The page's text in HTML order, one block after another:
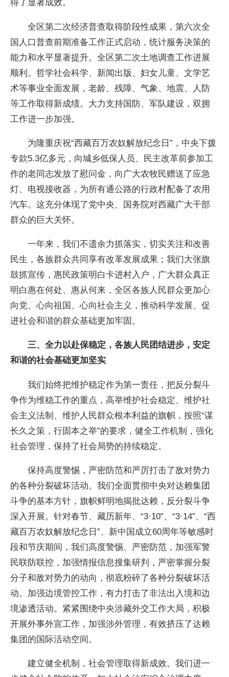
得了显著成效。
全区第二次经济普查取得阶段性成果，第六次全
国人口普查前期准备工作正式启动，统计服务决策的
能力和水平显著提升。全区第二次土地调查工作进展
顺利。哲学社会科学、新闻出版、妇女儿童、文学艺
术等事业全面发展，老龄、残障、气象、地震、人防
等工作取得新成绩。大力支持国防、军队建设，双拥
工作进一步加强。
为隆重庆祝“西藏百万农奴解放纪念日”，中央下拨
专款5.3亿多元，向城乡低保人员、民主改革前参加工
作的老同志发放了慰问金，向广大农牧民赠送了应急
灯、电视接收器，为所有通公路的行政村配备了农用
汽车。这充分体现了党中央、国务院对西藏广大干部
群众的巨大关怀。
一年来，我们不遗余力抓落实，切实关注和改善
民生，各族群众共同享有改革发展成果；我们大张旗
鼓抓宣传，惠民政策明白卡进村入户，广大群众真正
明白惠在何处、惠从何来，全区各族人民群众更加心
向党、心向祖国、心向社会主义，推动科学发展、促
进社会和谐的群众基础更加牢固。
三、全力以赴保稳定，各族人民团结进步，安定
和谐的社会基础更加坚实
我们始终把维护稳定作为第一责任，把反分裂斗
争作为维稳工作的重点，高举维护社会稳定、维护社
会主义法制、维护人民群众根本利益的旗帜，按照“谋
长久之策，行固本之举”的要求，健全工作机制，强化
社会管理，保持了社会局势的持续稳定。
保持高度警惕，严密防范和严厉打击了敌对势力
的各种分裂破坏活动。我们全面贯彻中央对达赖集团
斗争的基本方针，旗帜鲜明地揭批达赖，反分裂斗争
深入开展。针对春节、藏历新年、“3·10”、“3·14”、“西
藏百万农奴解放纪念日”、新中国成立60周年等敏感时
段和节庆期间，我们高度警惕、严密防范，加强军警
民联防联控，加强情报信息搜集研判，严密掌握分裂
分子和敌对势力的动向，彻底粉碎了各种分裂破坏活
动。加强边境管控工作，有力打击了非法出入境和边
境渗透活动。紧紧围绕中央涉藏外交工作大局，积极
开展外事外宣工作，加强涉外管理，有效挤压了达赖
集团的国际活动空间。
建立健全机制，社会管理取得新成效。我们进一